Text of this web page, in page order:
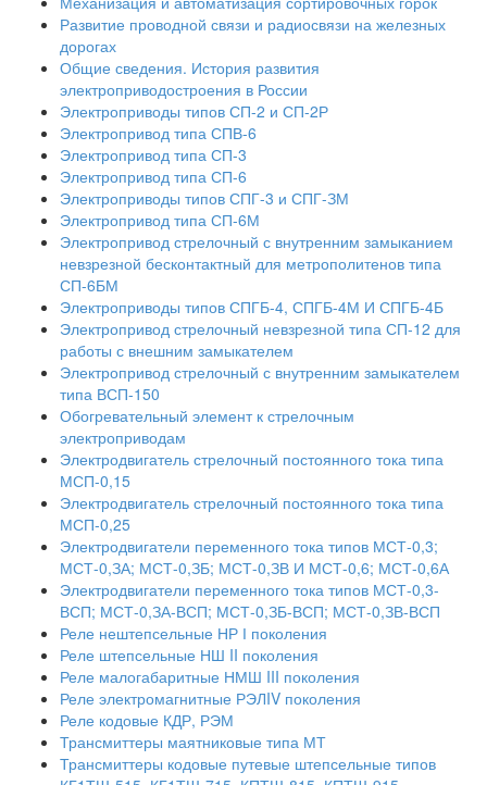
Развитие проводной связи и радиосвязи на железных
дорогах
Общие сведения. История развития
электроприводостроения в России
Электроприводы типов СП-2 и СП-2Р
Электропривод типа СПВ-6
Электропривод типа СП-3
Электропривод типа СП-6
Электроприводы типов СПГ-3 и СПГ-ЗМ
Электропривод типа СП-6М
Электропривод стрелочный с внутренним замыканием
невзрезной бесконтактный для метрополитенов типа
СП-6БМ
Электроприводы типов СПГБ-4, СПГБ-4М И СПГБ-4Б
Электропривод стрелочный невзрезной типа СП-12 для
работы с внешним замыкателем
Электропривод стрелочный с внутренним замыкателем
типа ВСП-150
Обогревательный элемент к стрелочным
электроприводам
Электродвигатель стрелочный постоянного тока типа
МСП-0,15
Электродвигатель стрелочный постоянного тока типа
МСП-0,25
Электродвигатели переменного тока типов МСТ-0,3;
МСТ-0,ЗА; МСТ-0,ЗБ; МСТ-0,ЗВ И МСТ-0,6; МСТ-0,6А
Электродвигатели переменного тока типов МСТ-0,3-
ВСП; МСТ-0,ЗА-ВСП; МСТ-0,ЗБ-ВСП; МСТ-0,ЗВ-ВСП
Реле нештепсельные НР І поколения
Реле штепсельные НШ II поколения
Реле малогабаритные НМШ III поколения
Реле электромагнитные РЭЛIV поколения
Реле кодовые КДР, РЭМ
Трансмиттеры маятниковые типа МТ
Трансмиттеры кодовые путевые штепсельные типов